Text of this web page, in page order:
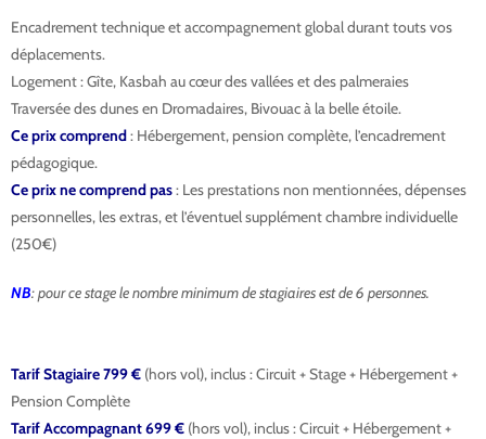
Encadrement technique et accompagnement global durant touts vos
déplacements.
Logement : Gîte, Kasbah au cœur des vallées et des palmeraies
Traversée des dunes en Dromadaires, Bivouac à la belle étoile.
Ce prix comprend: Hébergement, pension complète, l’encadrement
pédagogique.
Ce prix ne comprend pas: Les prestations non mentionnées, dépenses
personnelles, les extras, et l’éventuel supplément chambre individuelle
(250€)
NB: pour ce stage le nombre minimum de stagiaires est de 6 personnes.
Tarif Stagiaire 799 € (hors vol), inclus : Circuit + Stage + Hébergement +
Pension Complète
Tarif Accompagnant 699 € (hors vol), inclus : Circuit + Hébergement +